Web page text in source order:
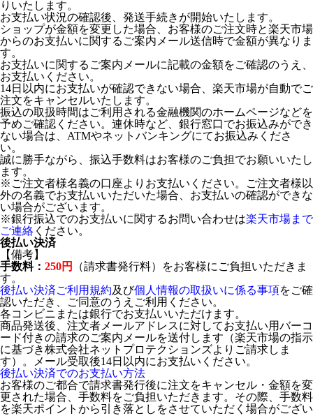
りいたします。
お支払い状況の確認後、発送手続きが開始いたします。
ショップが金額を変更した場合、お客様のご注文時と楽天市場
からのお支払いに関するご案内メール送信時で金額が異なりま
す。
お支払いに関するご案内メールに記載の金額をご確認のうえ、
お支払いください。
14日以内にお支払いが確認できない場合、楽天市場が自動でご
注文をキャンセルいたします。
振込の取扱時間はご利用される金融機関のホームページなどを
予めご確認ください。連休時など、銀行窓口でお振込みができ
ない場合は、ATMやネットバンキングにてお振込みくださ
い。
誠に勝手ながら、振込手数料はお客様のご負担でお願いいたし
ます。
※ご注文者様名義の口座よりお支払いください。ご注文者様以
外の名義でお支払いいただいた場合、お支払いの確認ができな
い場合がございます。
※銀行振込でのお支払いに関するお問い合わせは楽天市場まで
ご連絡 ください。
後払い決済
【備考】
手数料： 250円
（請求書発行料）をお客様にご負担いただきま
す。
後払い決済ご利用規約及び個人情報の取扱いに係る事項をご確
認いただき、ご同意のうえご利用ください。
各コンビニまたは銀行でお支払いいただけます。
商品発送後、注文者メールアドレスに対してお支払い用バーコ
ード付きの請求のご案内メールを送付します（楽天市場の指示
に基づき株式会社ネットプロテクションズよりご請求しま
す）。メール受取後14日以内にお支払いください。
後払い決済でのお支払い方法
お客様のご都合で請求書発行後に注文をキャンセル・金額を変
更された場合、手数料をご負担いただきます。その際、手数料
を楽天ポイントから引き落としをさせていただく場合がござい